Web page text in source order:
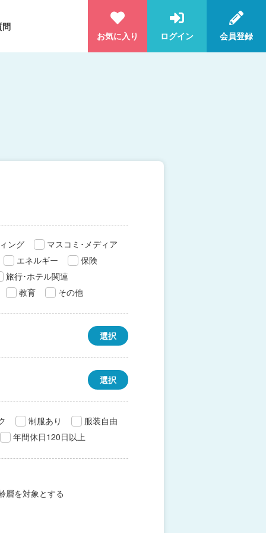
問
お気に入り
ログイン 会員登録
ング
マスコミ･メディア
エネルギー
保険
旅行･ホテル関連
教育
その他
選択
選択
制服あり
服装自由
年間休日120日以上
層を対象とする